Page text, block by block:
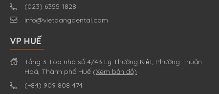
(023) 6355 1828
info@vietdangdental.com
VP HUẾ
Tầng 3 Tòa nhà số 4/43 Lý Thường Kiệt, Phường Thuận
Hoá, Thành phố Huế (Xem bản đồ)
(+84) 909 808 474